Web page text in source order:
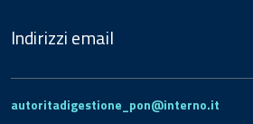
Indirizzi email
autoritadigestione_pon@interno.it